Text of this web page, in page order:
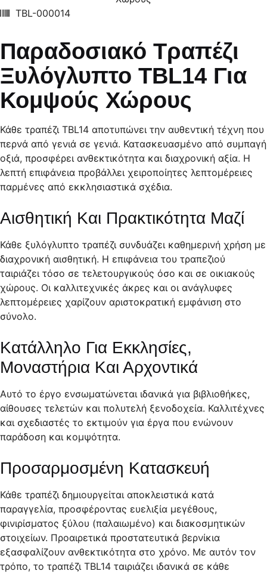
TBL-000014
Παραδοσιακό Τραπέζι
Ξυλόγλυπτο TBL14 Για
Κομψούς Χώρους
Κάθε τραπέζι TBL14 αποτυπώνει την αυθεντική τέχνη που
περνά από γενιά σε γενιά. Κατασκευασμένο από συμπαγή
οξιά, προσφέρει ανθεκτικότητα και διαχρονική αξία. Η
λεπτή επιφάνεια προβάλλει χειροποίητες λεπτομέρειες
παρμένες από εκκλησιαστικά σχέδια.
Αισθητική Και Πρακτικότητα Μαζί
Κάθε ξυλόγλυπτο τραπέζι συνδυάζει καθημερινή χρήση με
διαχρονική αισθητική. Η επιφάνεια του τραπεζιού
ταιριάζει τόσο σε τελετουργικούς όσο και σε οικιακούς
χώρους. Οι καλλιτεχνικές άκρες και οι ανάγλυφες
λεπτομέρειες χαρίζουν αριστοκρατική εμφάνιση στο
σύνολο.
Κατάλληλο Για Εκκλησίες,
Μοναστήρια Και Αρχοντικά
Αυτό το έργο ενσωματώνεται ιδανικά για βιβλιοθήκες,
αίθουσες τελετών και πολυτελή ξενοδοχεία. Καλλιτέχνες
και σχεδιαστές το εκτιμούν για έργα που ενώνουν
παράδοση και κομψότητα.
Προσαρμοσμένη Κατασκευή
Κάθε τραπέζι δημιουργείται αποκλειστικά κατά
παραγγελία, προσφέροντας ευελιξία μεγέθους,
φινιρίσματος ξύλου (παλαιωμένο) και διακοσμητικών
στοιχείων. Προαιρετικά προστατευτικά βερνίκια
εξασφαλίζουν ανθεκτικότητα στο χρόνο. Με αυτόν τον
τρόπο, το τραπέζι TBL14 ταιριάζει ιδανικά σε κάθε